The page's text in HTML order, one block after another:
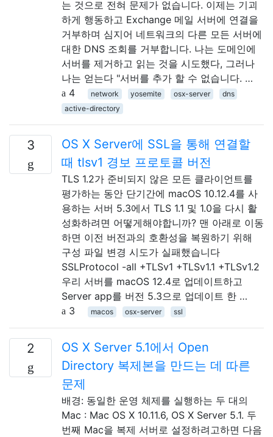
는 것으로 전혀 문제가 없습니다. 이제는 기괴
하게 행동하고 Exchange 메일 서버에 연결을
거부하며 심지어 네트워크의 다른 모든 서버에
대한 DNS 조회를 거부합니다. 나는 도메인에
서버를 제거하고 읽는 것을 시도했다, 그러나
나는 얻는다 "서버를 추가 할 수 없습니다. …
4
network yosemite osx-server
dns
active-directory
3
OS X Server에 SSL을 통해 연결할
때 tlsv1 경보 프로토콜 버전
TLS 1.2가 준비되지 않은 모든 클라이언트를
평가하는 동안 단기간에 macOS 10.12.4를 사
용하는 서버 5.3에서 TLS 1.1 및 1.0을 다시 활
성화하려면 어떻게해야합니까? 맨 아래로 이동
하면 이전 버전과의 호환성을 복원하기 위해
구성 파일 변경 시도가 실패했습니다
SSLProtocol -all +TLSv1 +TLSv1.1 +TLSv1.2
우리 서버를 macOS 12.4로 업데이트하고
Server app를 버전 5.3으로 업데이트 한 …
3
macos osx-server ssl
2
OS X Server 5.1에서 Open
Directory 복제본을 만드는 데 따른
문제
배경: 동일한 운영 체제를 실행하는 두 대의
Mac : Mac OS X 10.11.6, OS X Server 5.1. 두
번째 Mac을 복제 서버로 설정하려고하면 다음